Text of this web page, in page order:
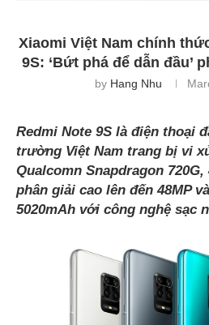
Xiaomi Việt Nam chính
9S: ‘Bứt phá để dẫn đầu’
by Hang Nhu
Redmi Note 9S là điện thoại
trường Việt Nam trang bị vi
Qualcomn Snapdragon 720G,
phân giải cao lên đến 48MP
5020mAh với công nghệ sạc